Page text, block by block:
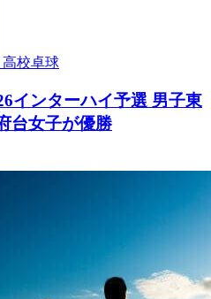
高校卓球
インターハイ予選 男子東
台女子が優勝